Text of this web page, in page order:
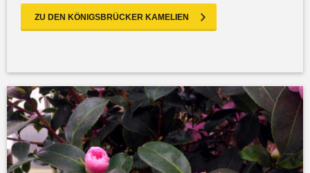
ZU DEN KÖNIGSBRÜCKER KAMELIEN